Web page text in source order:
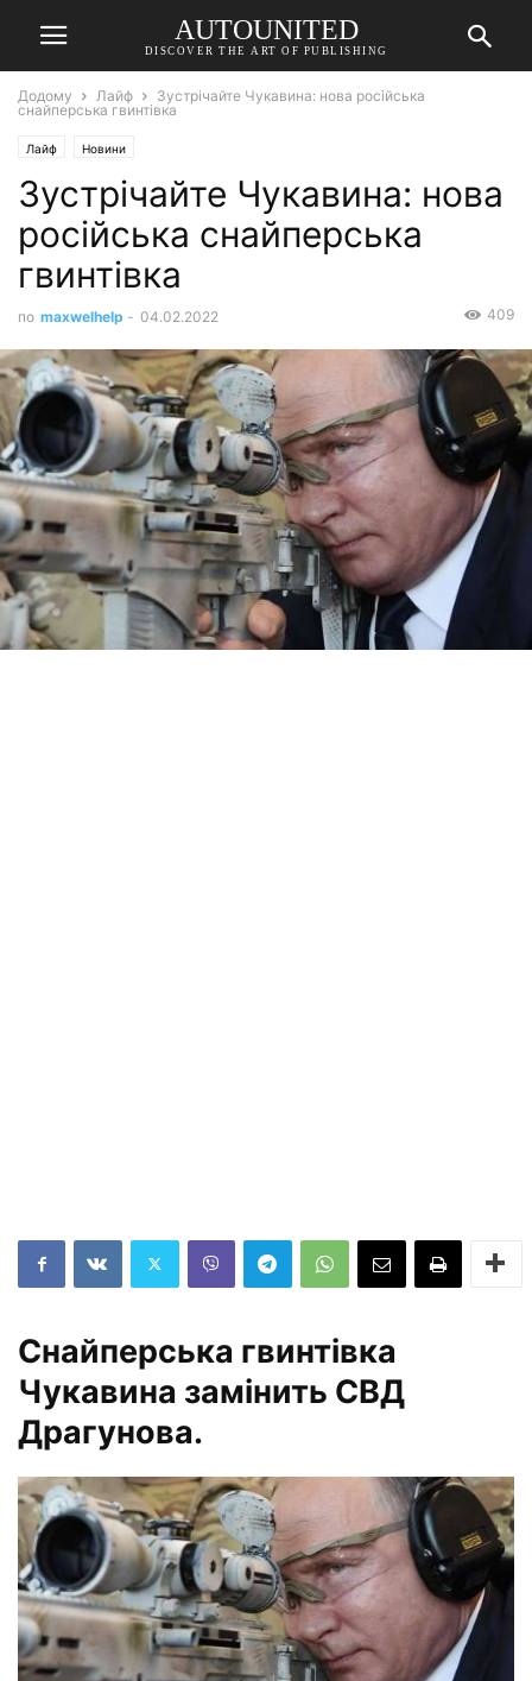
AUTOUNITED
DISCOVER THE ART OF PUBLISHING
Додому Лайф
Зустрічайте Чукавина: нова російська
снайперська гвинтівка
Лайф Новини
Зустрічайте Чукавина: нова
російська снайперська
гвинтівка
по maxwelhelp - 04.02.2022 409
Снайперська гвинтівка
Чукавина замінить СВД
Драгунова.